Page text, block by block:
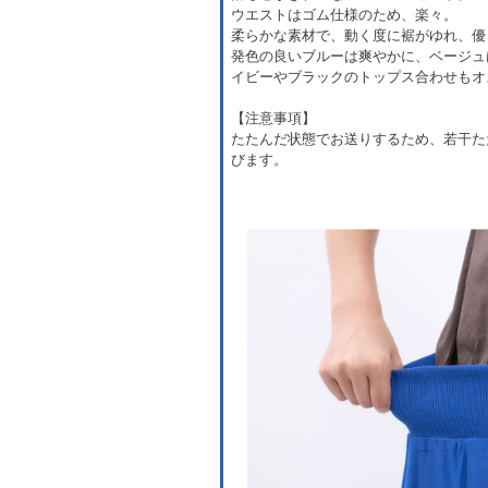
ウエストはゴム仕様のため、楽々。
柔らかな素材で、動く度に裾がゆれ、
発色の良いブルーは爽やかに、ベージ
イビーやブラックのトップス合わせも
【注意事項】
たたんだ状態でお送りするため、若干
びます。